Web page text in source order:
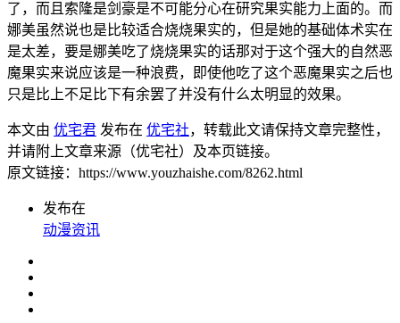
了，而且索隆是剑豪是不可能分心在研究果实能力上面的。而
娜美虽然说也是比较适合烧烧果实的，但是她的基础体术实在
是太差，要是娜美吃了烧烧果实的话那对于这个强大的自然恶
魔果实来说应该是一种浪费，即使他吃了这个恶魔果实之后也
只是比上不足比下有余罢了并没有什么太明显的效果。
本文由 优宅君 发布在 优宅社，转载此文请保持文章完整性，
并请附上文章来源（优宅社）及本页链接。
原文链接：https://www.youzhaishe.com/8262.html
发布在
动漫资讯